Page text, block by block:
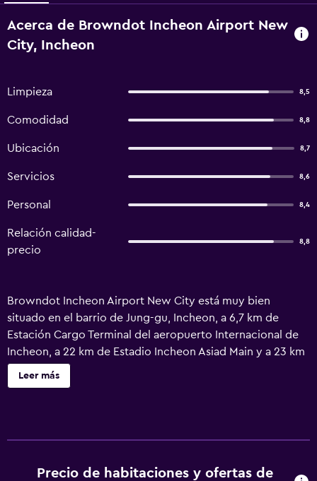
Acerca de Browndot Incheon Airport New
City, Incheon
Limpieza 8,5
Comodidad 8,8
Ubicación 8,7
Servicios 8,6
Personal 8,4
Relación calidad-
precio
8,8
Browndot Incheon Airport New City está muy bien
situado en el barrio de Jung-gu, Incheon, a 6,7 km de
Estación Cargo Terminal del aeropuerto Internacional de
Incheon, a 22 km de Estadio Incheon Asiad Main y a 23 km
de Songdo Convensia. El alojamiento está a 24 km de
Oficina del Green Climate Fund, a 28 km de Estación de
a 48 km. El aeropuerto (Aeropuerto internacional de
Leer más
Precio de habitaciones y ofertas de